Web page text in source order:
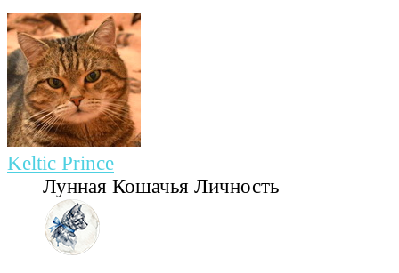
Keltic Prince
Лунная Кошачья Личность